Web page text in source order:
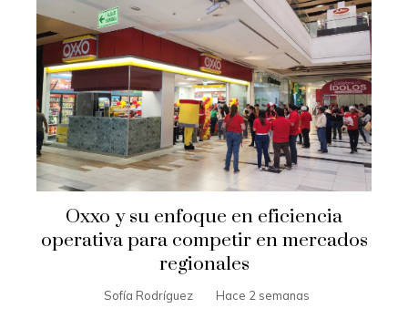
Oxxo y su enfoque en eficiencia
operativa para competir en mercados
regionales
Sofía Rodríguez Hace 2 semanas